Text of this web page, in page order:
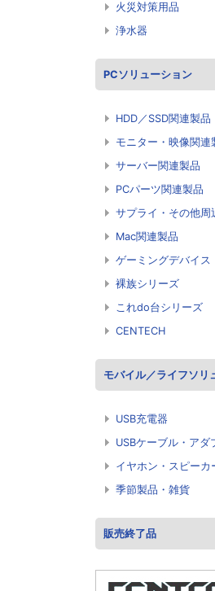
火災対策用品
浄水器
PCソリューション
HDD／SSD関連製品
モニター・映像関連
サーバー関連製品
PCパーツ関連製品
サプライ・その他周
Mac関連製品
ゲーミングデバイス
裸族シリーズ
これdo台シリーズ
CENTECH
モバイル／ライフソリ
USB充電器
USBケーブル・アダ
イヤホン・スピーカ
季節製品・雑貨
販売終了品